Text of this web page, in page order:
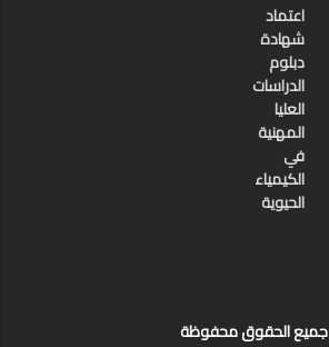
اعتماد
شهادة
دبلوم
الدراسات
العليا
المهنية
في
الكيمياء
الحيوية
جميع الحقوق محفوظة